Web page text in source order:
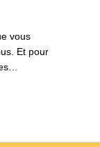
vous
Et pour